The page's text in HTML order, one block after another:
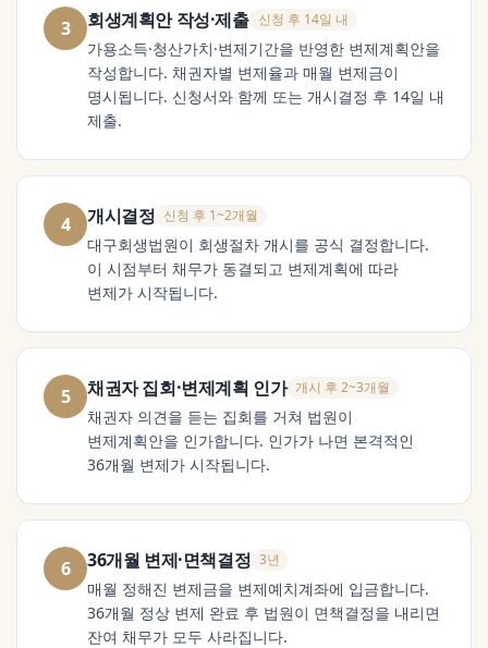
3 회생계획안 작성·제출 신청 후 14일 내
가용소득·청산가치·변제기간을 반영한 변제계획안을
작성합니다. 채권자별 변제율과 매월 변제금이
명시됩니다. 신청서와 함께 또는 개시결정 후 14일 내
제출.
4 개시결정 신청 후 1~2개월
대구회생법원이 회생절차 개시를 공식 결정합니다.
이 시점부터 채무가 동결되고 변제계획에 따라
변제가 시작됩니다.
5 채권자 집회·변제계획 인가 개시 후 2~3개월
채권자 의견을 듣는 집회를 거쳐 법원이
변제계획안을 인가합니다. 인가가 나면 본격적인
36개월 변제가 시작됩니다.
6 36개월 변제·면책결정 3년
매월 정해진 변제금을 변제예치계좌에 입금합니다.
36개월 정상 변제 완료 후 법원이 면책결정을 내리면
잔여 채무가 모두 사라집니다.